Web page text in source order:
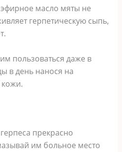
масло мяты не
герпетическую сыпь,
пользоваться даже в
в день нанося на
кожи.
прекрасно
им больное место